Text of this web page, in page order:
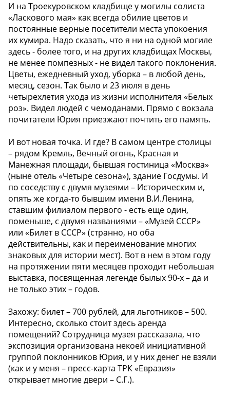
И на Троекуровском кладбище у могилы солиста
«Ласкового мая» как всегда обилие цветов и
постоянные верные посетители места упокоения
их кумира. Надо сказать, что я ни на одной могиле
здесь - более того, и на других кладбищах Москвы,
не менее помпезных - не видел такого поклонения.
Цветы, ежедневный уход, уборка – в любой день,
месяц, сезон. Так было и 23 июля в день
четырехлетия ухода из жизни исполнителя «Белых
роз». Видел людей с чемоданами. Прямо с вокзала
почитатели Юрия приезжают почтить его память.
И вот новая точка. И где? В самом центре столицы
– рядом Кремль, Вечный огонь, Красная и
Манежная площади, бывшая гостиница «Москва»
(ныне отель «Четыре сезона»), здание Госдумы. И
по соседству с двумя музеями – Историческим и,
опять же когда-то бывшим имени В.И.Ленина,
ставшим филиалом первого - есть еще один,
поменьше, с двумя названиями – «Музей СССР»
или «Билет в СССР» (странно, но оба
действительны, как и переименование многих
знаковых для истории мест). Вот в нем в этом году
на протяжении пяти месяцев проходит небольшая
выставка, посвященная легенде былых 90-х – да и
не только этих – годов.
Захожу: билет – 700 рублей, для льготников – 500.
Интересно, сколько стоит здесь аренда
помещений? Сотрудница музея рассказала, что
экспозиция организована некоей инициативной
группой поклонников Юрия, и у них денег не взяли
(как и у меня – пресс-карта ТРК «Евразия»
открывает многие двери – С.Г.).